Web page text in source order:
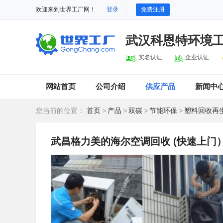
欢迎来到世界工厂网！ 登录 免费注册
武汉科恩特环境
实名认证 企业认证
网站首页 公司介绍 供应产品 新闻中
您当前的位置： 首页 > 产品 >双碳 >节能环保 > 塑料回收再
武昌格力美的海尔空调回收 (快速上门